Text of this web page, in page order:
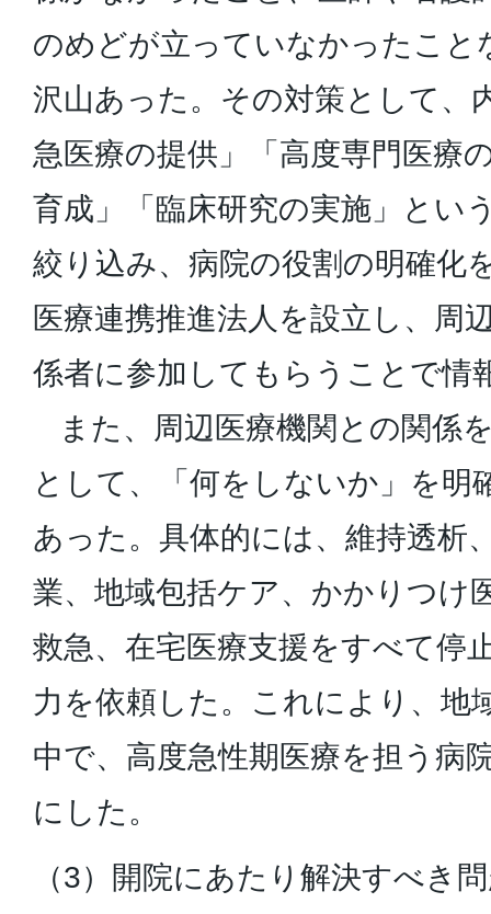
のめどが立っていなかったこと
沢山あった。その対策として、
急医療の提供」「高度専門医療
育成」「臨床研究の実施」とい
絞り込み、病院の役割の明確化
医療連携推進法人を設立し、周
係者に参加してもらうことで情
また、周辺医療機関との関係
として、「何をしないか」を明
あった。具体的には、維持透析
業、地域包括ケア、かかりつけ
救急、在宅医療支援をすべて停
力を依頼した。これにより、地
中で、高度急性期医療を担う病
にした。
（3）開院にあたり解決すべき